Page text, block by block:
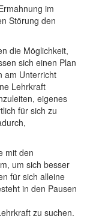
im
Störung den
die Möglichkeit,
sich einen Plan
am Unterricht
Lehrkraft
eigenes
für sich zu
mit den
um sich besser
für sich alleine
in den Pausen
zu suchen.